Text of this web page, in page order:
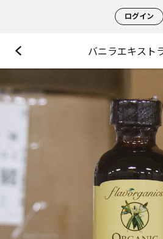
ログイン
バニラエキスト